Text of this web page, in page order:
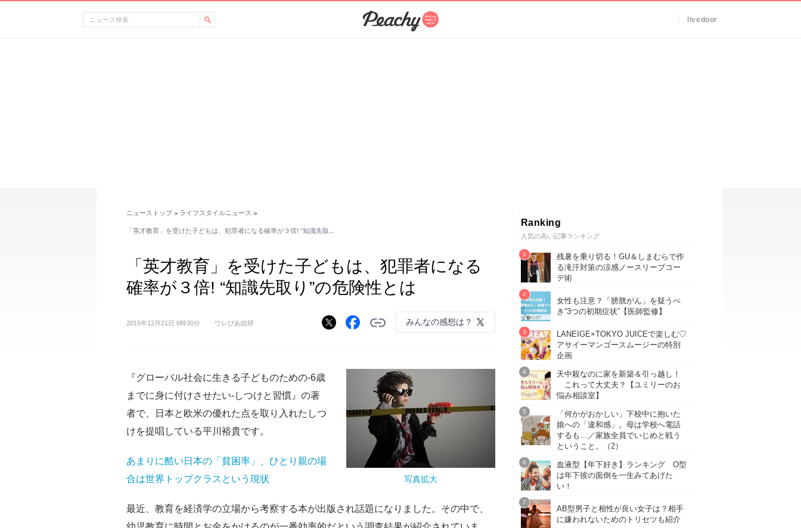
livedoor
ニューストップ > ライフスタイルニュース >
「英才教育」を受けた子どもは、犯罪者になる確率が３倍! “知識先取…
「英才教育」を受けた子どもは、犯罪者になる
確率が３倍! “知識先取り”の危険性とは
2015年12月21日 6時30分 ウレぴあ総研 みんなの感想は？
写真拡大
『グローバル社会に生きる子どものための-6歳
までに身に付けさせたい-しつけと習慣』の著
者で、日本と欧米の優れた点を取り入れたしつ
けを提唱している平川裕貴です。
あまりに酷い日本の「貧困率」、ひとり親の場
合は世界トップクラスという現状
最近、教育を経済学の立場から考察する本が出版され話題になりました。その中で、
Ranking
人気の高い記事ランキング
残暑を乗り切る！GU＆しまむらで作
る滝汗対策の涼感ノースリーブコー
デ術
女性も注意？「膀胱がん」を疑うべ
き“3つの初期症状”【医師監修】
LANEIGE×TOKYO JUICEで楽しむ♡
アサイーマンゴースムージーの特別
企画
天中殺なのに家を新築＆引っ越し！
これって大丈夫？【ユミリーのお
悩み相談室】
「何かがおかしい」下校中に抱いた
娘への「違和感」。母は学校へ電話
するも…／家族全員でいじめと戦う
ということ。（2）
血液型【年下好き】ランキング O型
は年下彼の面倒を一生みてあげた
い！
AB型男子と相性が良い女子は？相手
に嫌われないためのトリセツも紹介